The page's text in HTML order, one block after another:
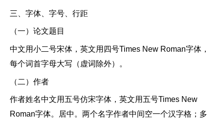
三、字体、字号、行距
（一）论文题目
中文用小二号宋体，英文用四号Times New Roman字体，
每个词首字母大写（虚词除外）。
（二）作者
作者姓名中文用五号仿宋字体，英文用五号Times New
Roman字体。居中。两个名字作者中间空一个汉字格；多